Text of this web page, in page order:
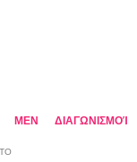
MEN ΔΙΑΓΩΝΙΣΜΟΊ